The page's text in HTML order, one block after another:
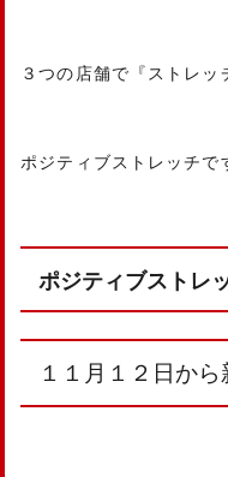
３つの店舗で『ストレッ
ポジティブストレッチで
ポジティブストレ
１１月１２日か